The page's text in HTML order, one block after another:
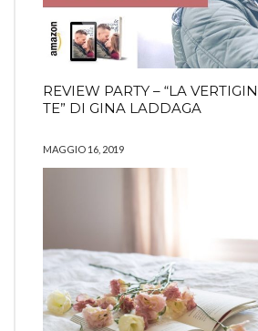
REVIEW PARTY – “LA
TE” DI GINA LADDAGA
MAGGIO 16, 2019